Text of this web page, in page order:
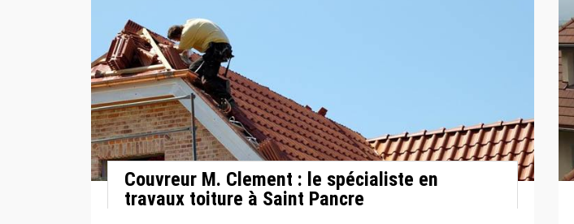
Couvreur M. Clement : le spécialiste en
travaux toiture à Saint Pancre